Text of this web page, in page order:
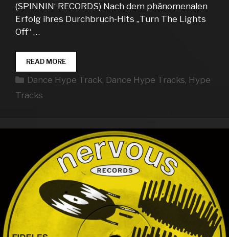
(SPINNIN‘ RECORDS) Nach dem phänomenalen
Erfolg ihres Durchbruch-Hits „Turn The Lights
Off“ …
READ MOREDANCE
HYPE
TRACKS
Kategorien
Dance Hype Track, Dance Hype Tracks, Hype
Tracks